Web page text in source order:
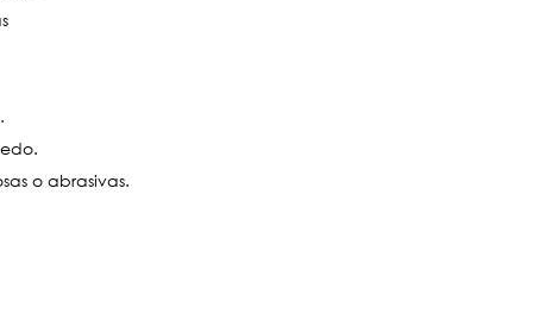
o abrasivas.